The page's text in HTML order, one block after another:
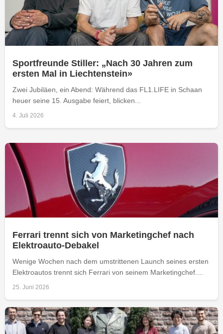
Sportfreunde Stiller: „Nach 30 Jahren zum
ersten Mal in Liechtenstein»
Zwei Jubiläen, ein Abend: Während das FL1.LIFE in Schaan
heuer seine 15. Ausgabe feiert, blicken...
4. Juli 2026
Ferrari trennt sich von Marketingchef nach
Elektroauto-Debakel
Wenige Wochen nach dem umstrittenen Launch seines ersten
Elektroautos trennt sich Ferrari von seinem Marketingchef....
25. Juni 2026